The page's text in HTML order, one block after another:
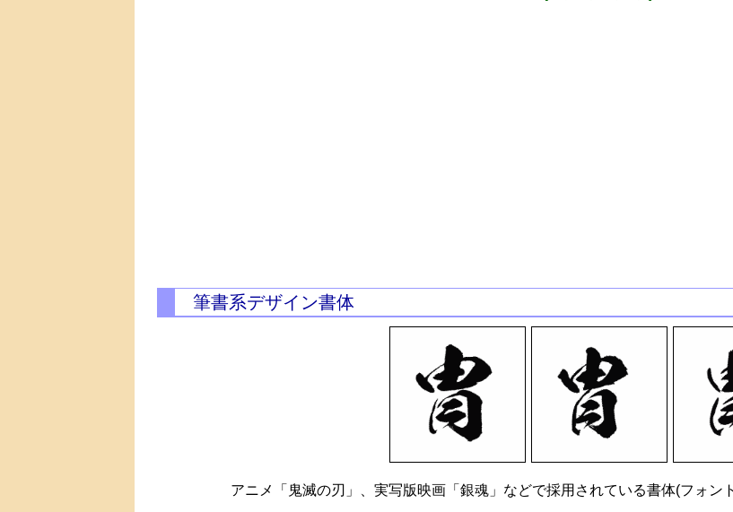
筆書系デザイン書体
アニメ「鬼滅の刃」、実写版映画「銀魂」などで採用されている書体(フォン